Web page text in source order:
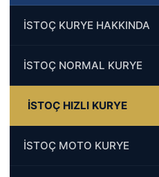
İSTOÇ KURYE HAKKINDA
İSTOÇ NORMAL KURYE
İSTOÇ HIZLI KURYE
İSTOÇ MOTO KURYE